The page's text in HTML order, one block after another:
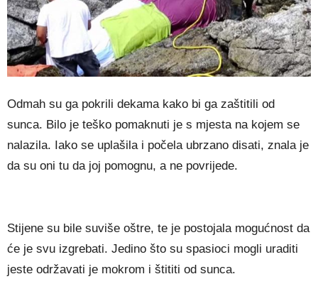
Odmah su ga pokrili dekama kako bi ga zaštitili od
sunca. Bilo je teško pomaknuti je s mjesta na kojem se
nalazila. Iako se uplašila i počela ubrzano disati, znala je
da su oni tu da joj pomognu, a ne povrijede.
Stijene su bile suviše oštre, te je postojala mogućnost da
će je svu izgrebati. Jedino što su spasioci mogli uraditi
jeste održavati je mokrom i štititi od sunca.